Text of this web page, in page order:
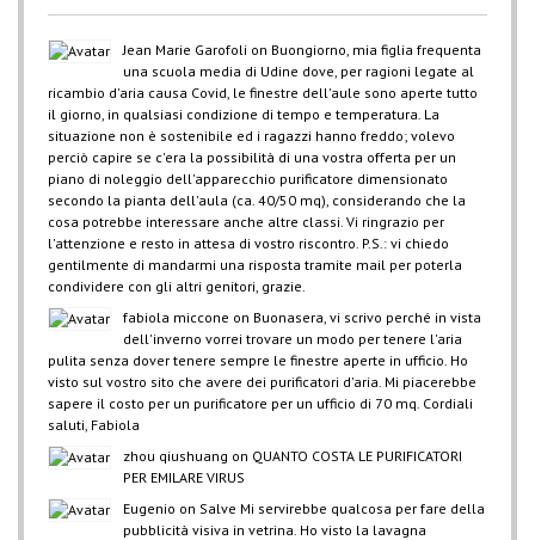
Jean Marie Garofoli on Buongiorno, mia figlia frequenta
una scuola media di Udine dove, per ragioni legate al
ricambio d'aria causa Covid, le finestre dell'aule sono aperte tutto
il giorno, in qualsiasi condizione di tempo e temperatura. La
situazione non è sostenibile ed i ragazzi hanno freddo; volevo
perciò capire se c'era la possibilità di una vostra offerta per un
piano di noleggio dell'apparecchio purificatore dimensionato
secondo la pianta dell'aula (ca. 40/50 mq), considerando che la
cosa potrebbe interessare anche altre classi. Vi ringrazio per
l'attenzione e resto in attesa di vostro riscontro. P.S.: vi chiedo
gentilmente di mandarmi una risposta tramite mail per poterla
condividere con gli altri genitori, grazie.
fabiola miccone on Buonasera, vi scrivo perché in vista
dell'inverno vorrei trovare un modo per tenere l'aria
pulita senza dover tenere sempre le finestre aperte in ufficio. Ho
visto sul vostro sito che avere dei purificatori d'aria. Mi piacerebbe
sapere il costo per un purificatore per un ufficio di 70 mq. Cordiali
saluti, Fabiola
zhou qiushuang on QUANTO COSTA LE PURIFICATORI
PER EMILARE VIRUS
Eugenio on Salve Mi servirebbe qualcosa per fare della
pubblicità visiva in vetrina. Ho visto la lavagna